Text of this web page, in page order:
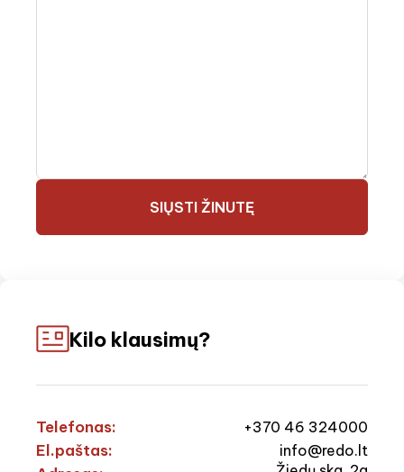
SIŲSTI ŽINUTĘ
Kilo klausimų?
Telefonas: +370 46 324000
El.paštas: info@redo.lt